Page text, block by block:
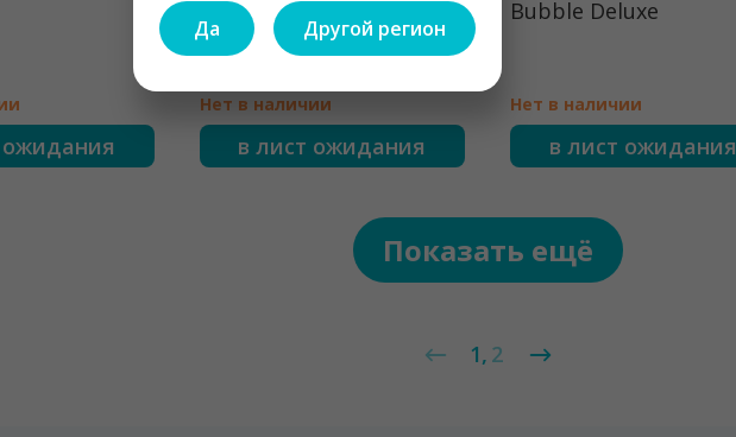
Да Другой регион
ожидания
Bubble Deluxe
Нет в наличии
в лист ожидания
Bubble Deluxe
Нет в наличии
в лист ожидания
Показать ещё
1 2